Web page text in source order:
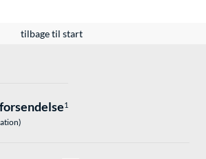
tilbage til start
forsendelse1